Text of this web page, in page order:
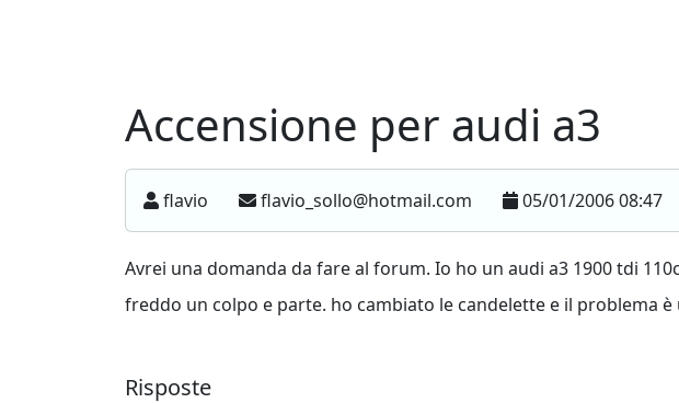
Accensione per audi a3
flavio flavio_sollo@hotmail.com 05/01/2006 08:47
Avrei una domanda da fare al forum. Io ho un audi a3 1900 tdi
freddo un colpo e parte. ho cambiato le candelette e il problema
Risposte